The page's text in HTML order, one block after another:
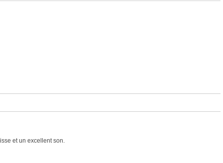
et un excellent son.